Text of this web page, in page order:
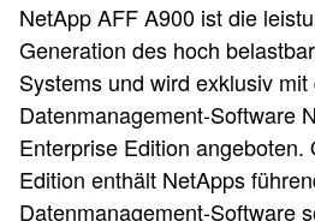
NetApp AFF A900 ist die
Generation des hoch
Systems und wird exklusiv mit
Datenmanagement-Software
Enterprise Edition angeboten.
Edition enthält NetApps
Datenmanagement-Software